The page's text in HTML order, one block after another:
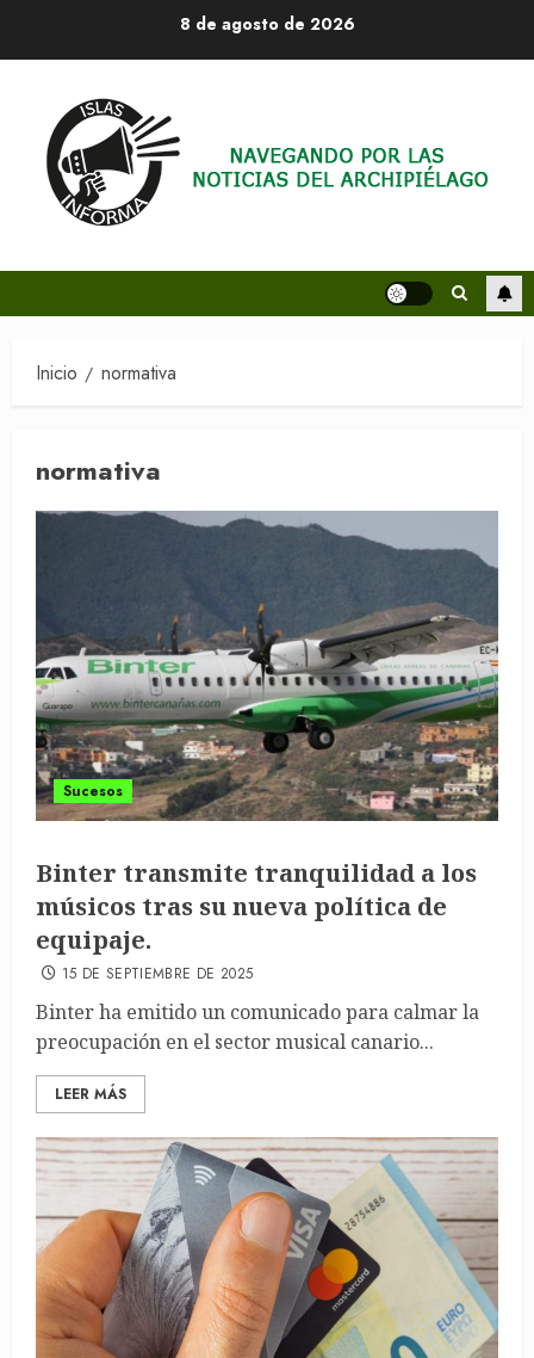
8 de agosto de 2026
Inicio normativa
normativa
Sucesos
Binter transmite tranquilidad a los
músicos tras su nueva política de
equipaje.
15 DE SEPTIEMBRE DE 2025
Binter ha emitido un comunicado para calmar la
preocupación en el sector musical canario...
LEER MÁS